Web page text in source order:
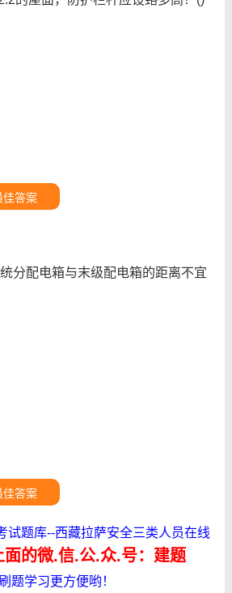
佳答案
分配电箱与末级配电箱的距离不宜
佳答案
试题库--西藏拉萨安全三类人员在线
面的微.信.公.众.号：建题
题学习更方便哟！